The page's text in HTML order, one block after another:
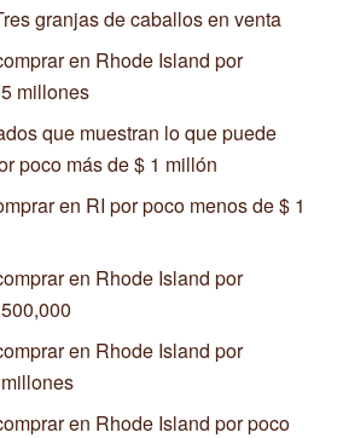
granjas de caballos en venta
en Rhode Island por
millones
que muestran lo que puede
poco más de $ 1 millón
en RI por poco menos de $ 1
en Rhode Island por
en Rhode Island por
en Rhode Island por poco